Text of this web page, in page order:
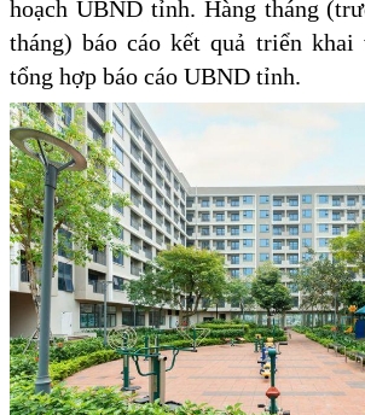
hoạch UBND tỉnh. Hàng tháng
tháng) báo cáo kết quả triển khai
tổng hợp báo cáo UBND tỉnh.